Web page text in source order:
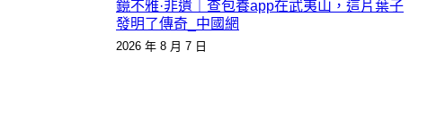
鏡不雅·非遺｜查包養app在武夷山，這片葉子
發明了傳奇_中國網
2026 年 8 月 7 日